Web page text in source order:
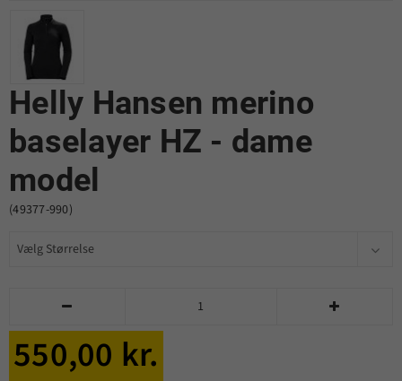
Helly Hansen merino
baselayer HZ - dame
model
(49377-990)
 
550,00 kr.